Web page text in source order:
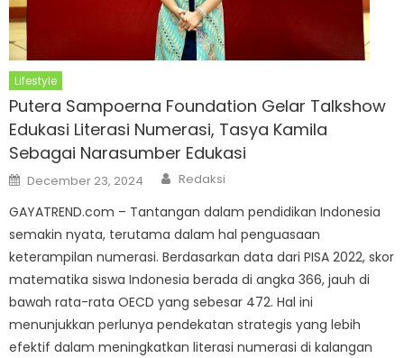
Lifestyle
Putera Sampoerna Foundation Gelar Talkshow
Edukasi Literasi Numerasi, Tasya Kamila
Sebagai Narasumber Edukasi
Posted
on
December 23, 2024 Author
Redaksi
GAYATREND.com – Tantangan dalam pendidikan Indonesia
semakin nyata, terutama dalam hal penguasaan
keterampilan numerasi. Berdasarkan data dari PISA 2022, skor
matematika siswa Indonesia berada di angka 366, jauh di
bawah rata-rata OECD yang sebesar 472. Hal ini
menunjukkan perlunya pendekatan strategis yang lebih
efektif dalam meningkatkan literasi numerasi di kalangan